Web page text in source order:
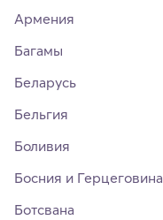
Армения
Багамы
Беларусь
Бельгия
Боливия
Босния и Герцеговина
Ботсвана